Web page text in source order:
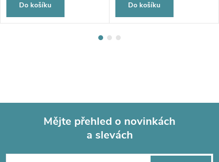
Do košíku Do košíku
Mějte přehled o novinkách
a slevách